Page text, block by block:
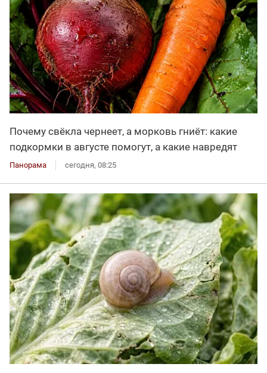
Почему свёкла чернеет, а морковь гниёт: какие
подкормки в августе помогут, а какие навредят
Панорама сегодня, 08:25